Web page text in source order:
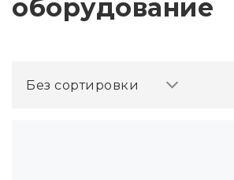
оборудование
Без сортировки